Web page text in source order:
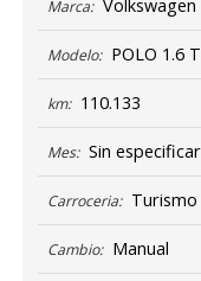
Marca: Volkswagen
Modelo: POLO 1.6
km: 110.133
Mes: Sin especificar
Carroceria: Turismo
Cambio: Manual